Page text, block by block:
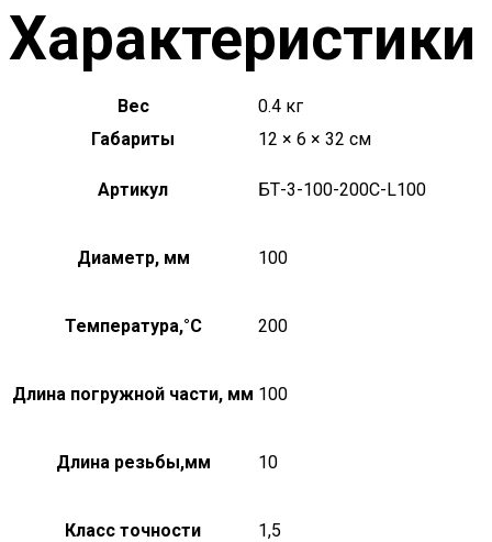
Характеристики
Вес
0.4 кг
Габариты
12 × 6 × 32 см
Артикул БТ-3-100-200С-L100
Диаметр, мм 100
Температура,°C 200
Длина погружной части, мм 100
Длина резьбы,мм 10
Класс точности 1,5